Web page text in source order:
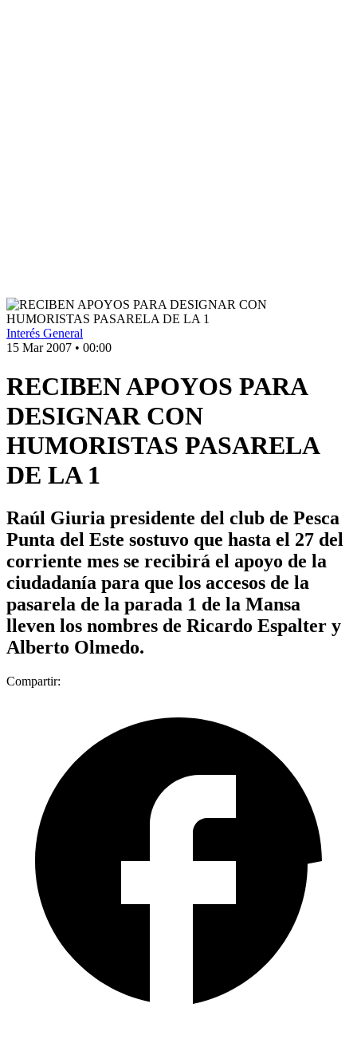
Interés General
15 Mar 2007 • 00:00
RECIBEN APOYOS PARA
DESIGNAR CON
HUMORISTAS PASARELA
DE LA 1
Raúl Giuria presidente del club de Pesca
Punta del Este sostuvo que hasta el 27 del
corriente mes se recibirá el apoyo de la
ciudadanía para que los accesos de la
pasarela de la parada 1 de la Mansa
lleven los nombres de Ricardo Espalter y
Alberto Olmedo.
Compartir: